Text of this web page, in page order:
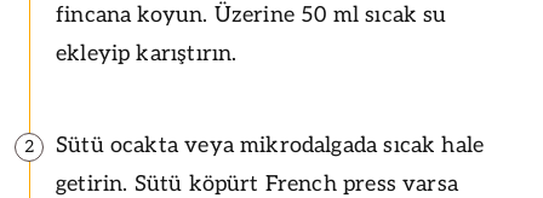
fincana koyun. Üzerine 50 ml sıcak su
ekleyip karıştırın.
2
Sütü ocakta veya mikrodalgada sıcak hale
getirin. Sütü köpürt French press varsa